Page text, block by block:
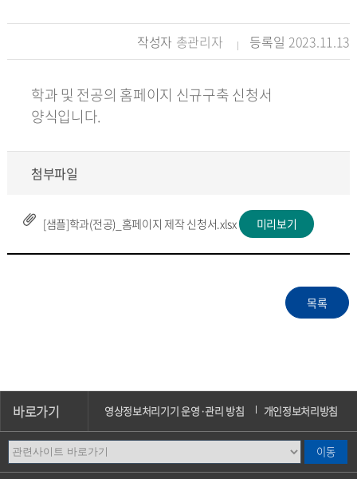
작성자 총관리자 등록일 2023.11.13
학과 및 전공의 홈페이지 신규구축 신청서
양식입니다.
첨부파일
[샘플]학과(전공)_홈페이지 제작 신청서.xlsx 미리보기
바로가기 영상정보처리기기 운영·관리 방침 개인정보처리방침
이메일무단수집거부 캠퍼스안내